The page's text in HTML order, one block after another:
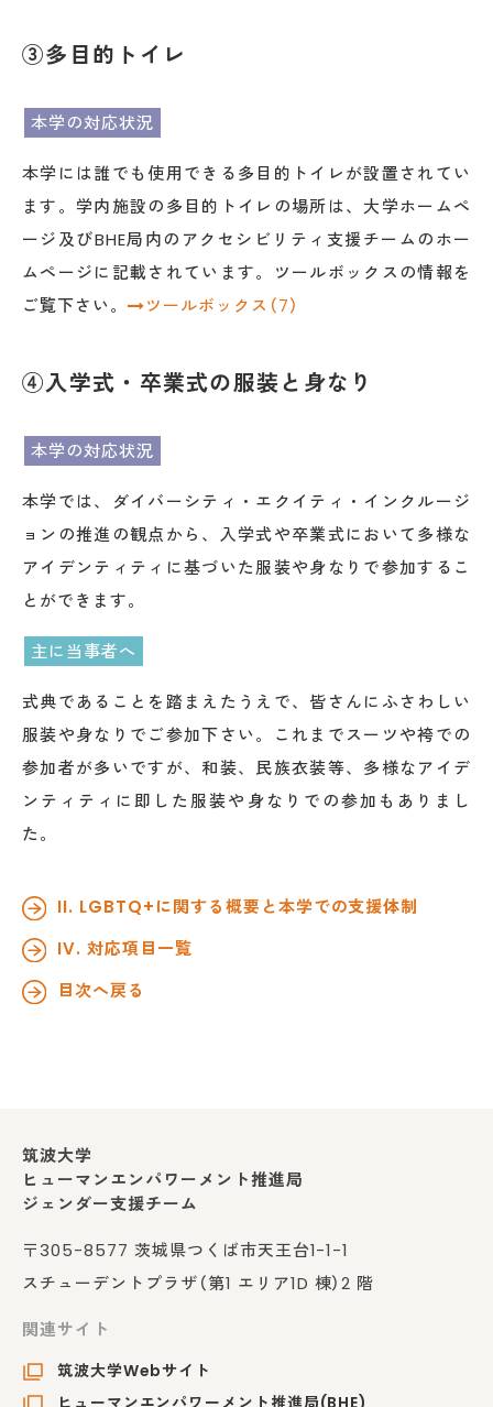
③多目的トイレ
本学の対応状況
本学には誰でも使用できる多目的トイレが設置されてい
ます。学内施設の多目的トイレの場所は、大学ホームペ
ージ及びBHE局内のアクセシビリティ支援チームのホー
ムページに記載されています。ツールボックスの情報を
ご覧下さい。
ツールボックス（7）
④入学式・卒業式の服装と身なり
本学の対応状況
本学では、ダイバーシティ・エクイティ・インクルージ
ョンの推進の観点から、入学式や卒業式において多様な
アイデンティティに基づいた服装や身なりで参加するこ
とができます。
主に当事者へ
式典であることを踏まえたうえで、皆さんにふさわしい
服装や身なりでご参加下さい。これまでスーツや袴での
参加者が多いですが、和装、民族衣装等、多様なアイデ
ンティティに即した服装や身なりでの参加もありまし
た。
II. LGBTQ+に関する概要と本学での支援体制
IV. 対応項目一覧
目次へ戻る
筑波大学
ヒューマンエンパワーメント推進局
ジェンダー支援チーム
〒305-8577 茨城県つくば市天王台1-1-1
スチューデントプラザ（第1 エリア1D 棟）2 階
関連サイト
筑波大学Webサイト
ヒューマンエンパワーメント推進局(BHE)